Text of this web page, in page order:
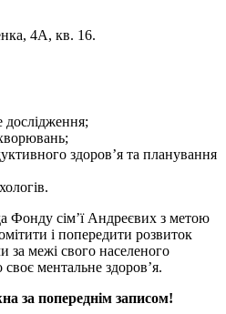
4А, кв. 16.
дослідження;
здоров’я та планування
Фонду сім’ї Андреєвих з метою
і попередити розвиток
за межі свого населеного
ментальне здоров’я.
за попереднім записом!